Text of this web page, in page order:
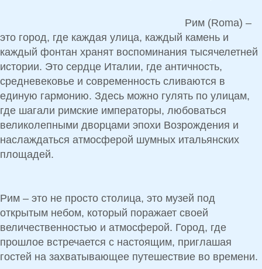
Рим (Roma) –
это город, где каждая улица, каждый камень и
каждый фонтан хранят воспоминания тысячелетней
истории. Это сердце Италии, где античность,
средневековье и современность сливаются в
единую гармонию. Здесь можно гулять по улицам,
где шагали римские императоры, любоваться
великолепными дворцами эпохи Возрождения и
наслаждаться атмосферой шумных итальянских
площадей.
Рим – это не просто столица, это музей под
открытым небом, который поражает своей
величественностью и атмосферой. Город, где
прошлое встречается с настоящим, приглашая
гостей на захватывающее путешествие во времени.